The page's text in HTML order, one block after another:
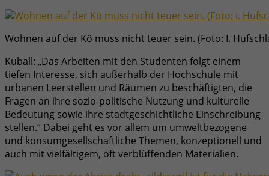
Wohnen auf der Kö muss nicht teuer sein. (Foto: I.
Kuball: „Das Arbeiten mit den Studenten folgt einem
tiefen Interesse, sich außerhalb der Hochschule mit
urbanen Leerstellen und Räumen zu beschäftigten, die
Fragen an ihre sozio-politische Nutzung und kulturelle
Bedeutung sowie ihre stadtgeschichtliche Einschreibung
stellen.“ Dabei geht es vor allem um umweltbezogene
und konsumgesellschaftliche Themen, konzeptionell und
auch mit vielfältigem, oft verblüffenden Materialien.